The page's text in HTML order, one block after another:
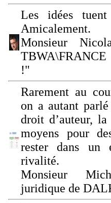
Les idées
Amicalement.
Monsieur
TBWA\FRANCE
!"
Rarement au
on a autant
droit d’auteur,
moyens pour
rester dans un
rivalité.
Monsieur
juridique de